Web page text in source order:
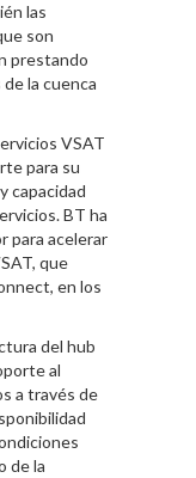
las
son
prestando
la cuenca
VSAT
para su
capacidad
BT ha
para acelerar
que
en los
del hub
al
a través de
de la